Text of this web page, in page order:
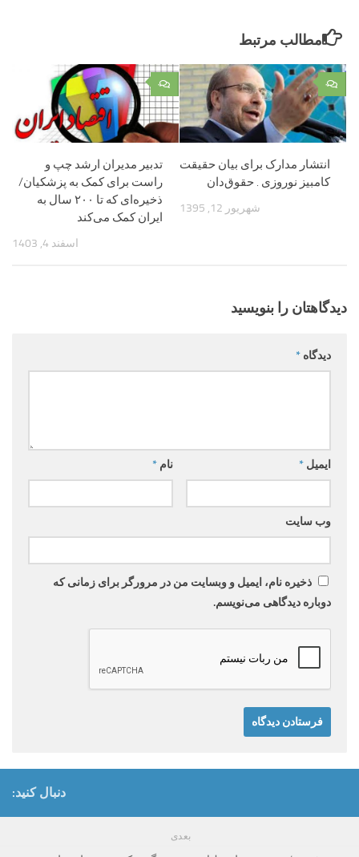
مطالب مرتبط
۰
تدبیر مدیران ارشد چپ و
راست برای کمک به پزشکیان/
ذخیره‌ای که تا ۲۰۰ سال به
ایران کمک می‌کند
اسفند 4, 1403
۰
انتشار مدارک برای بیان حقیقت
کامبیز نوروزی . حقوق‌دان
شهریور 12, 1395
دیدگاهتان را بنویسید
دیدگاه *
نام * ایمیل *
وب‌ سایت
ذخیره نام، ایمیل و وبسایت من در مرورگر برای زمانی که
دوباره دیدگاهی می‌نویسم.
دنبال کنید:
بعدی